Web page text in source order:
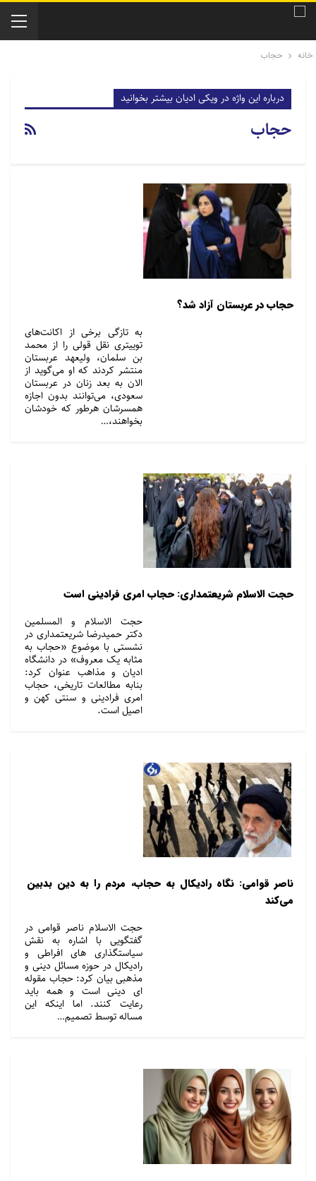
خانه حجاب
درباره این واژه در ویکی ادیان بیشتر بخوانید
حجاب
حجاب در عربستان آزاد شد؟
به تازگی برخی از اکانت‌های
توییتری نقل قولی را از محمد
بن سلمان، ولیعهد عربستان
منتشر کردند که او می‌گوید از
الان به بعد زنان در عربستان
سعودی، می‌توانند بدون اجازه
همسرشان هرطور که خودشان
بخواهند،…
حجت الاسلام شریعتمداری: حجاب امری فرادینی است
حجت الاسلام و المسلمین
دکتر حمیدرضا شریعتمداری در
نشستی با موضوع «حجاب به
مثابه یک معروف» در دانشگاه
ادیان و مذاهب عنوان کرد:
بنابه مطالعات تاریخی، حجاب
امری فرادینی و سنتی کهن و
اصیل است.
ناصر قوامی: نگاه رادیکال به حجاب، مردم را به دین بدبین
می‌کند
حجت الاسلام ناصر قوامی در
گفتگویی با اشاره به نقش
سیاستگذاری های افراطی و
رادیکال در حوزه مسائل دینی و
مذهبی بیان کرد: حجاب مقوله
ای دینی است و همه باید
رعایت کنند. اما اینکه این
مساله توسط تصمیم…